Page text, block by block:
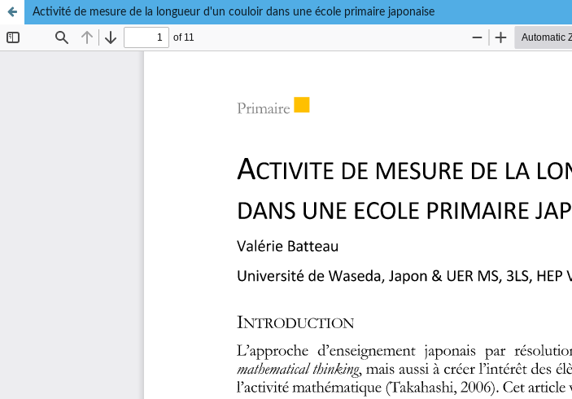
Activité de mesure de la longueur d'un couloir dans une école primaire japonaise